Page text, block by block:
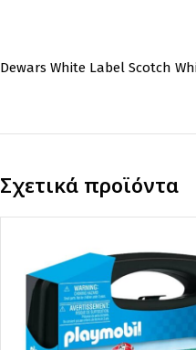
Dewars White Label Scotch
Σχετικά προϊόντα